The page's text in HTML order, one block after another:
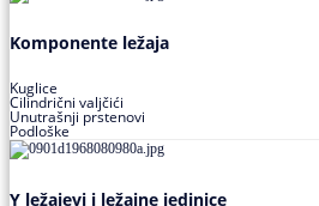
Komponente ležaja
Kuglice
Cilindrični valjčići
Unutrašnji prstenovi
Podloške
Y ležajevi i ležajne jedinice